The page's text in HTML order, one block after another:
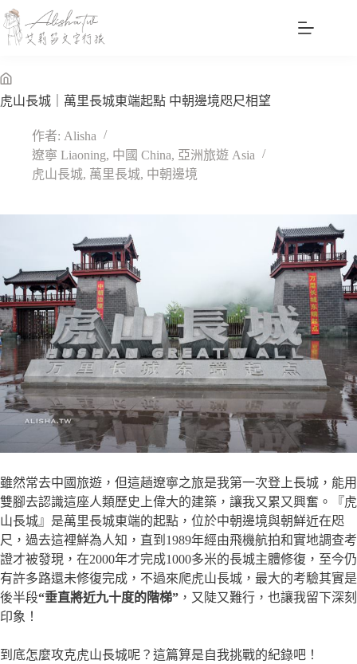
跳
至
主
內
容
無
虎山長城｜萬里長城東端起點 中朝邊境咫尺相望
作者: Alisha
遼寧 Liaoning, 中國 China, 亞洲旅遊 Asia
虎山長城, 萬里長城, 中朝邊境
雖然常去中國旅遊，但這趟遼寧之旅是我第一次登上長城，能用
雙腳去認識這座人類歷史上偉大的建築，讓我又累又興奮。『虎
山長城』是萬里長城東端的起點，位於中朝邊境與朝鮮近在咫
尺，過去這裡鮮為人知，直到1989年經由飛機航拍和實地調查考
證才被發現，在2000年才完成1000多米的長城主體修復，至今仍
有許多路還未修復完成，不過來爬虎山長城，最大的考驗其實是
後半段“垂直將近九十度的階梯” ，又陡又難行，也讓我留下深刻
印象！
到底怎麼攻克虎山長城呢？這篇算是自我挑戰的紀錄吧！